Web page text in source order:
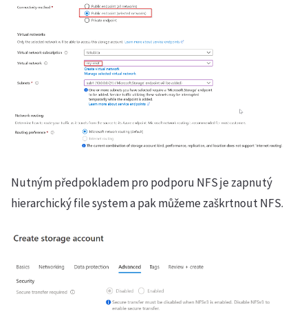
Nutným předpokladem pro podporu NFS je zapnutý
hierarchický file system a pak můžeme zaškrtnout NFS.